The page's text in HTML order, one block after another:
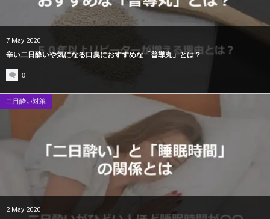
7 May 2020
辛い二日酔いや気になる口臭におすすめな「普導丸」とは？
0
二日酔い対策
2 May 2020